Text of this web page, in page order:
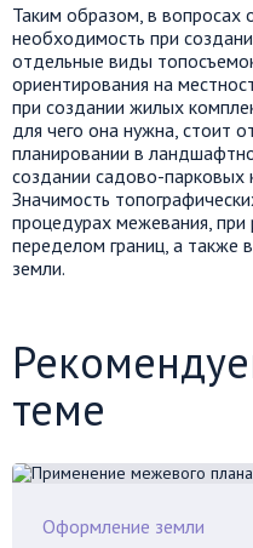
Таким образом, в вопросах
необходимость при
отдельные виды
ориентирования на
при создании жилых
для чего она нужна, стоит
планировании в
создании садово-парковых
Значимость
процедурах межевания, при
переделом границ, а также
земли.
теме
Оформление земли